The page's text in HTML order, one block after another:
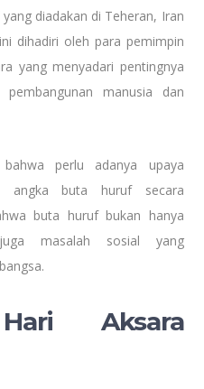
yang diadakan di Teheran, Iran
dihadiri oleh para pemimpin
yang menyadari pentingnya
manusia dan
perlu adanya upaya
angka buta huruf secara
buta huruf bukan hanya
masalah sosial yang
Aksara